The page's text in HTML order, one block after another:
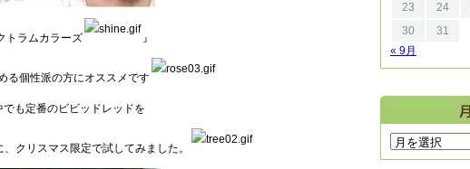
トラムカラーズ 』
る個性派の方にオススメです
でも定番のビビッドレッドを
クリスマス限定で試してみました。
23
24
30
31
« 9月